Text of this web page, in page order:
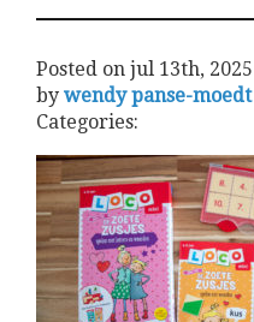
Posted on jul 13th, 2025
by wendy panse-moedt
Categories: